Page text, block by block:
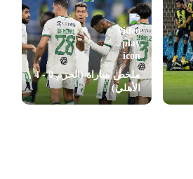
ملخص مباراة (الحزم 0 - 4
الأهلي)